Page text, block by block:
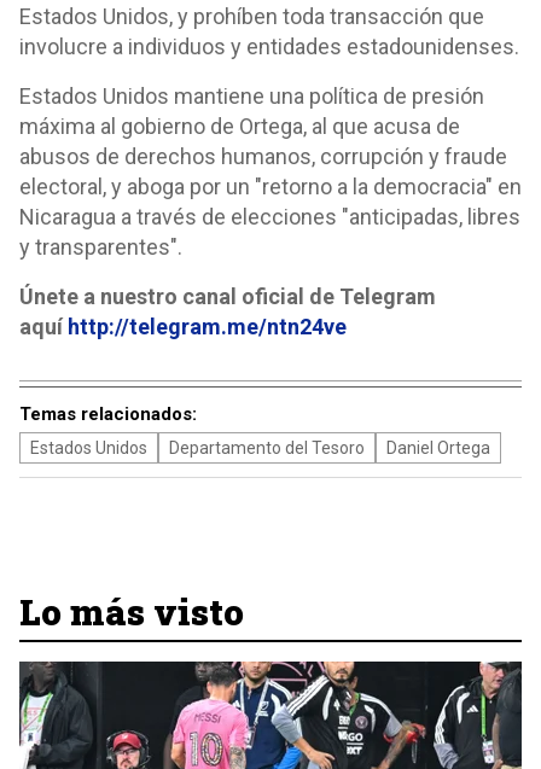
Estados Unidos, y prohíben toda transacción que
involucre a individuos y entidades estadounidenses.
Estados Unidos mantiene una política de presión
máxima al gobierno de Ortega, al que acusa de
abusos de derechos humanos, corrupción y fraude
electoral, y aboga por un "retorno a la democracia" en
Nicaragua a través de elecciones "anticipadas, libres
y transparentes".
Únete a nuestro canal oficial de Telegram
aquí http://telegram.me/ntn24ve
Temas relacionados:
Estados Unidos Departamento del Tesoro Daniel Ortega
Lo más visto